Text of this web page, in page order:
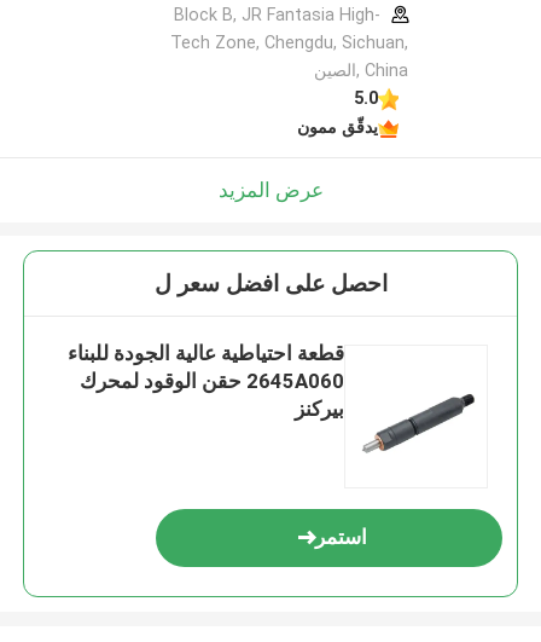
Block B, JR Fantasia High-
Tech Zone, Chengdu, Sichuan,
China ,الصين
5.0
يدقّق ممون
عرض المزيد
احصل على افضل سعر ل
قطعة احتياطية عالية الجودة للبناء
2645A060 حقن الوقود لمحرك
بيركنز
استمر